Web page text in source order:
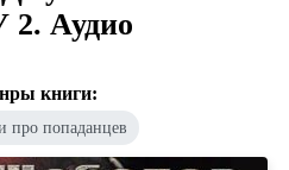
Аудио
книги:
про попаданцев